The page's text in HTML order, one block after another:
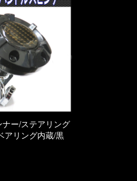
ー/ステアリング
アリング内蔵/黒